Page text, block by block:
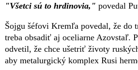
"Všetci sú to hrdinovia," povedal
Šojgu šéfovi Kremľa povedal, že do
treba obsadiť aj oceliarne Azovstaľ.
odvetil, že chce ušetriť životy
aby metalurgický komplex Rusi